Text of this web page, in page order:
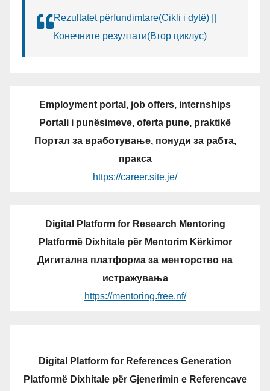
Rezultatet përfundimtare(Cikli i dytë) ||
Конечните резултати(Втор циклус)
Employment portal, job offers, internships
Portali i punësimeve, oferta pune, praktikë
Портал за вработување, понуди за рабта,
пракса
https://career.site.je/
Digital Platform for Research Mentoring
Platformë Dixhitale për Mentorim Kërkimor
Дигитална платформа за менторство на
истражувања
https://mentoring.free.nf/
Digital Platform for References Generation
Platformë Dixhitale për Gjenerimin e Referencave